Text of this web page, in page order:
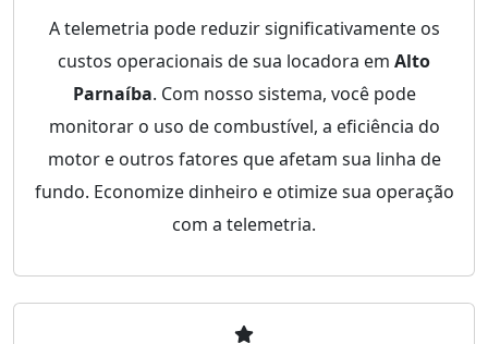
A telemetria pode reduzir significativamente os
custos operacionais de sua locadora em Alto
Parnaíba. Com nosso sistema, você pode
monitorar o uso de combustível, a eficiência do
motor e outros fatores que afetam sua linha de
fundo. Economize dinheiro e otimize sua operação
com a telemetria.